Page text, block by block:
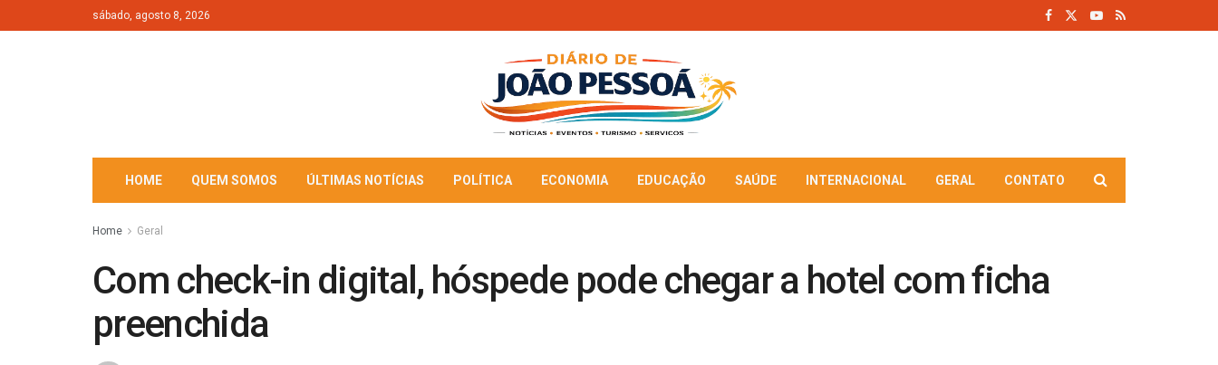
sábado, agosto 8, 2026
HOME QUEM SOMOS ÚLTIMAS NOTÍCIAS POLÍTICA ECONOMIA EDUCAÇÃO SAÚDE INTERNACIONAL GERAL CONTATO
Home Geral
Com check-in digital, hóspede pode chegar a hotel com ficha
preenchida